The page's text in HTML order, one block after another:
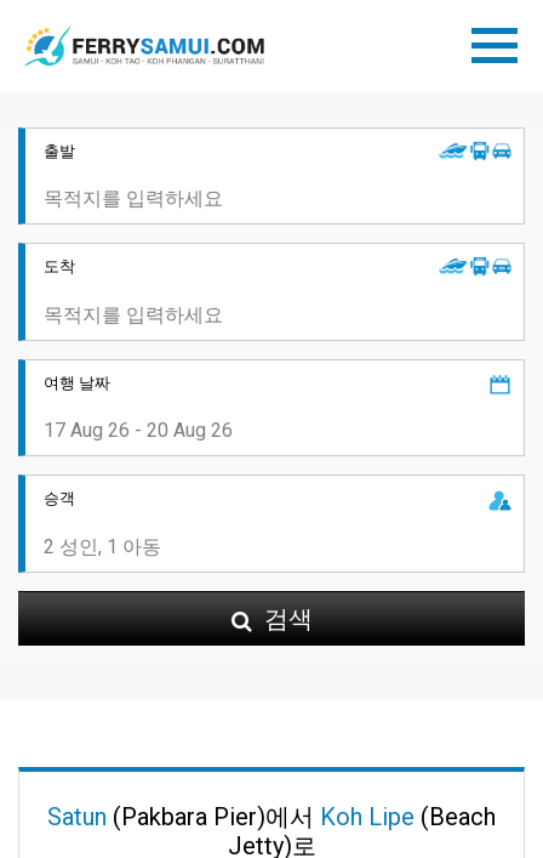
출발
도착
여행 날짜
승객
검색
Satun (Pakbara Pier)에서 Koh Lipe (Beach
Jetty)로